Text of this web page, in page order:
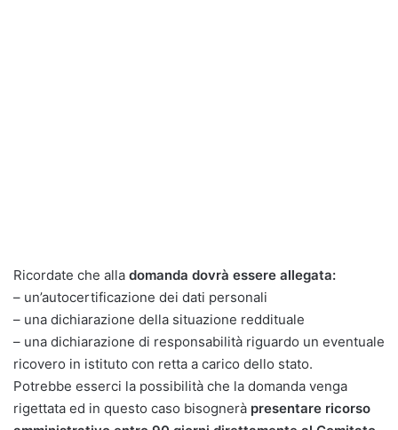
Ricordate che alla domanda dovrà essere allegata:
– un’autocertificazione dei dati personali
– una dichiarazione della situazione reddituale
– una dichiarazione di responsabilità riguardo un eventuale
ricovero in istituto con retta a carico dello stato.
Potrebbe esserci la possibilità che la domanda venga
rigettata ed in questo caso bisognerà presentare ricorso